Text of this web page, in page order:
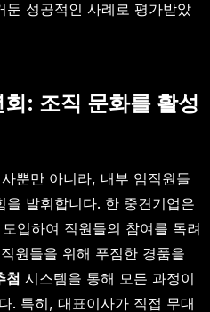
둔 성공적인 사례로 평가받았
: 조직 문화를 활성
뿐만 아니라, 내부 임직원들
발휘합니다. 한 중견기업은
입하여 직원들의 참여를 독려
원들을 위해 푸짐한 경품을
첨 시스템을 통해 모든 과정이
. 특히, 대표이사가 직접 무대